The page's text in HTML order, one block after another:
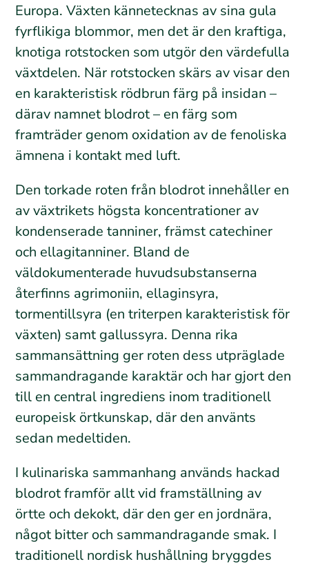
Europa. Växten kännetecknas av sina gula
fyrflikiga blommor, men det är den kraftiga,
knotiga rotstocken som utgör den värdefulla
växtdelen. När rotstocken skärs av visar den
en karakteristisk rödbrun färg på insidan –
därav namnet blodrot – en färg som
framträder genom oxidation av de fenoliska
ämnena i kontakt med luft.
Den torkade roten från blodrot innehåller en
av växtrikets högsta koncentrationer av
kondenserade tanniner, främst catechiner
och ellagitanniner. Bland de
väldokumenterade huvudsubstanserna
återfinns agrimoniin, ellaginsyra,
tormentillsyra (en triterpen karakteristisk för
växten) samt gallussyra. Denna rika
sammansättning ger roten dess utpräglade
sammandragande karaktär och har gjort den
till en central ingrediens inom traditionell
europeisk örtkunskap, där den använts
sedan medeltiden.
I kulinariska sammanhang används hackad
blodrot framför allt vid framställning av
örtte och dekokt, där den ger en jordnära,
något bitter och sammandragande smak. I
traditionell nordisk hushållning bryggdes